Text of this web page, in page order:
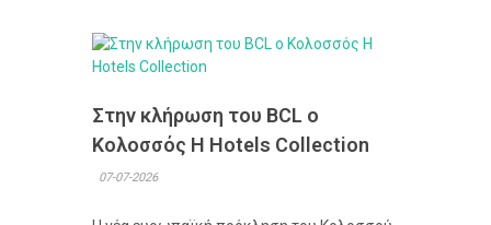
Στην κλήρωση του BCL ο
Κολοσσός H Hotels Collection
07-07-2026